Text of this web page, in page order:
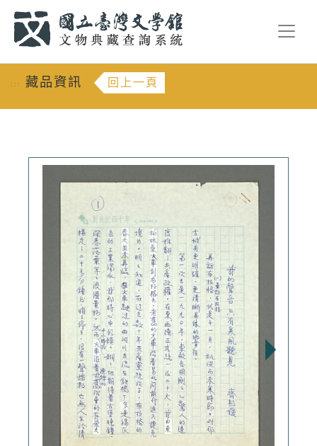
::: 藏品資訊 回上一頁